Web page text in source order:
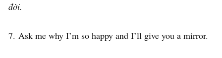
đời.
7. Ask me why I’m so happy and I’ll give you a mirror.